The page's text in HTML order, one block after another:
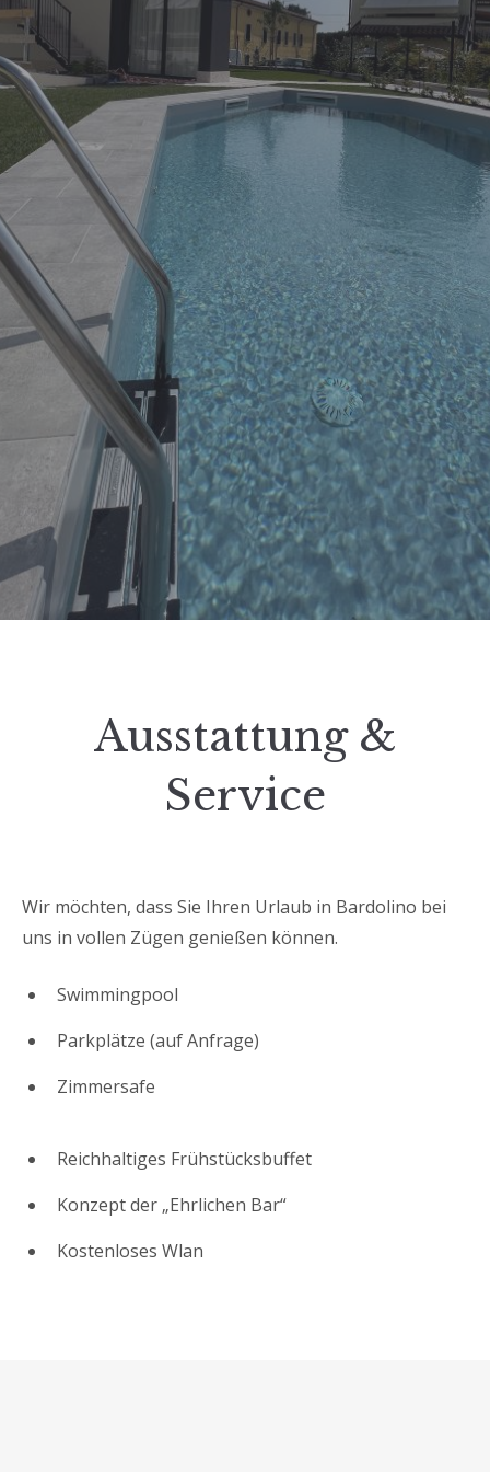
Ausstattung &
Service
Wir möchten, dass Sie Ihren Urlaub in Bardolino bei
uns in vollen Zügen genießen können.
Swimmingpool
Parkplätze (auf Anfrage)
Zimmersafe
Reichhaltiges Frühstücksbuffet
Konzept der „Ehrlichen Bar“
Kostenloses Wlan